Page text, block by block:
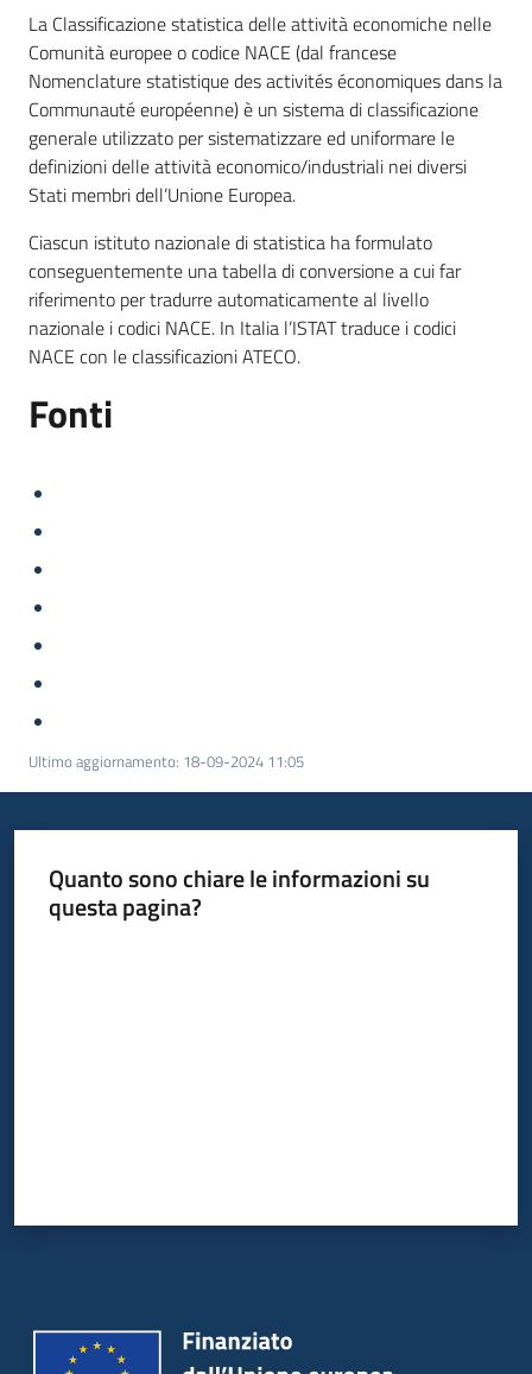
La Classificazione statistica delle attività economiche nelle
Comunità europee o codice NACE (dal francese
Nomenclature statistique des activités économiques dans la
Communauté européenne) è un sistema di classificazione
generale utilizzato per sistematizzare ed uniformare le
definizioni delle attività economico/industriali nei diversi
Stati membri dell’Unione Europea.
Ciascun istituto nazionale di statistica ha formulato
conseguentemente una tabella di conversione a cui far
riferimento per tradurre automaticamente al livello
nazionale i codici NACE. In Italia l’ISTAT traduce i codici
NACE con le classificazioni ATECO.
Fonti
Ultimo aggiornamento: 18-09-2024 11:05
Quanto sono chiare le informazioni su
questa pagina?